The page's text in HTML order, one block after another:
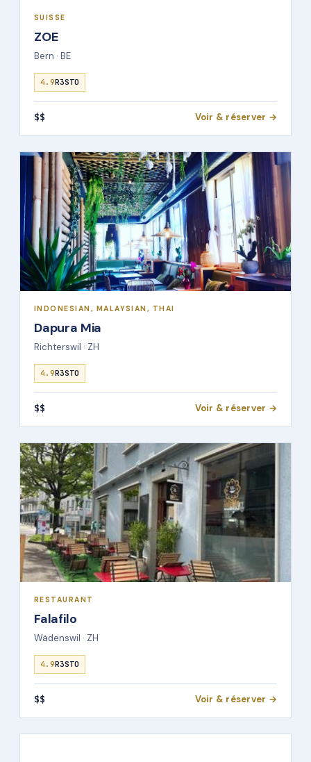
SUISSE
ZOE
Bern · BE
4.9R3STO
$$ Voir & réserver →
INDONESIAN, MALAYSIAN, THAI
Dapura Mia
Richterswil · ZH
4.9R3STO
$$ Voir & réserver →
RESTAURANT
Falafilo
Wädenswil · ZH
4.9R3STO
$$ Voir & réserver →